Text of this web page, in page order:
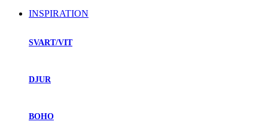
INSPIRATION
SVART/VIT
DJUR
BOHO